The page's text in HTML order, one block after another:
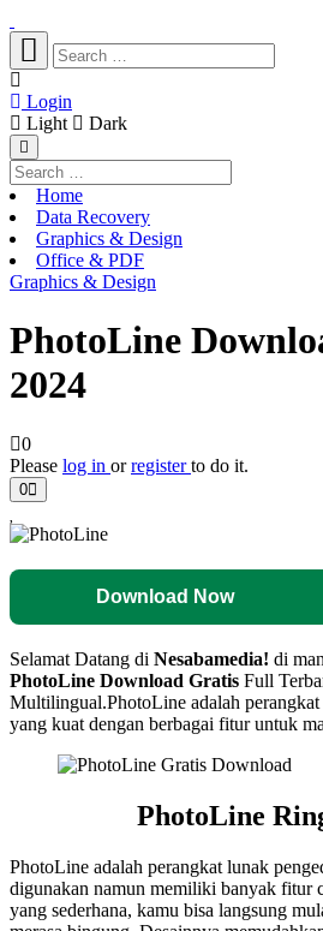
Login
Light
Dark
Home
Data Recovery
Graphics & Design
Office & PDF
Graphics & Design
PhotoLine
2024
0
Please log in orregisterto do it.
0
Download Now
Selamat Datang di Nesabamedia! di
PhotoLine Download Gratis Full
Multilingual.PhotoLine adalah
yang kuat dengan berbagai fitur untuk
PhotoLine
PhotoLine adalah perangkat lunak
digunakan namun memiliki banyak fitur
yang sederhana, kamu bisa langsung